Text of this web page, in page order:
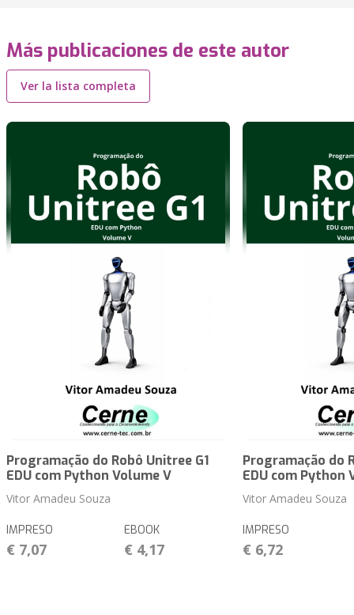
Más publicaciones de este autor
Ver la lista completa
Programação do Robô Unitree G1
EDU com Python Volume V
Vitor Amadeu Souza
IMPRESO
€ 7,07
EBOOK
€ 4,17
Programação do
EDU com Python
Vitor Amadeu Souza
IMPRESO
€ 6,72